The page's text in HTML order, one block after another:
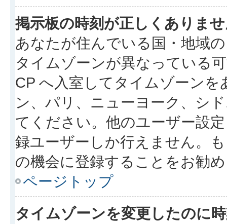
掲示板の時刻が正しくありま
あなたが住んでいる国・地域
タイムゾーンが異なっている
CP へ入室してタイムゾーン
ン、パリ、ニューヨーク、シ
てください。他のユーザー設
録ユーザーしか行えません。
の機会に登録することをお勧
ページトップ
タイムゾーンを変更したのに